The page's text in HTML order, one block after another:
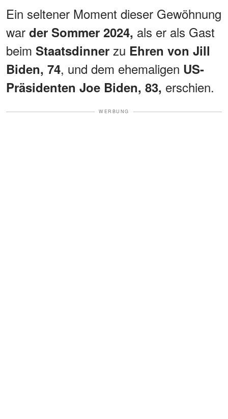
Ein seltener Moment dieser Gewöhnung
war der Sommer 2024, als er als Gast
beim Staatsdinner zu Ehren von Jill
Biden, 74, und dem ehemaligen US-
Präsidenten Joe Biden, 83, erschien.
WERBUNG